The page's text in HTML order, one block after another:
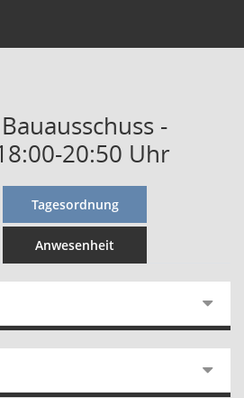
-
20:50 Uhr
Tagesordnung
Anwesenheit